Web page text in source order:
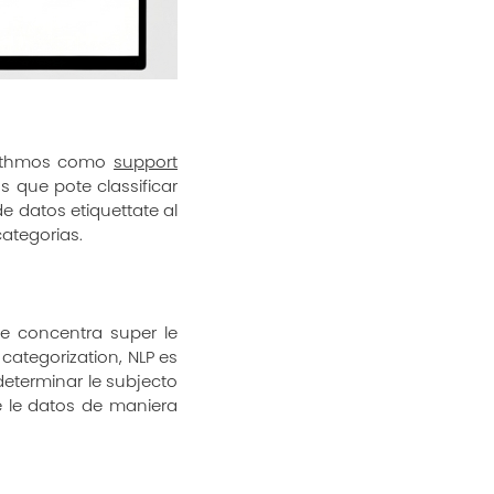
comosupport
que pote classificar
datos etiquettate al
concentra super le
NLP es
le subjecto
le datos de maniera